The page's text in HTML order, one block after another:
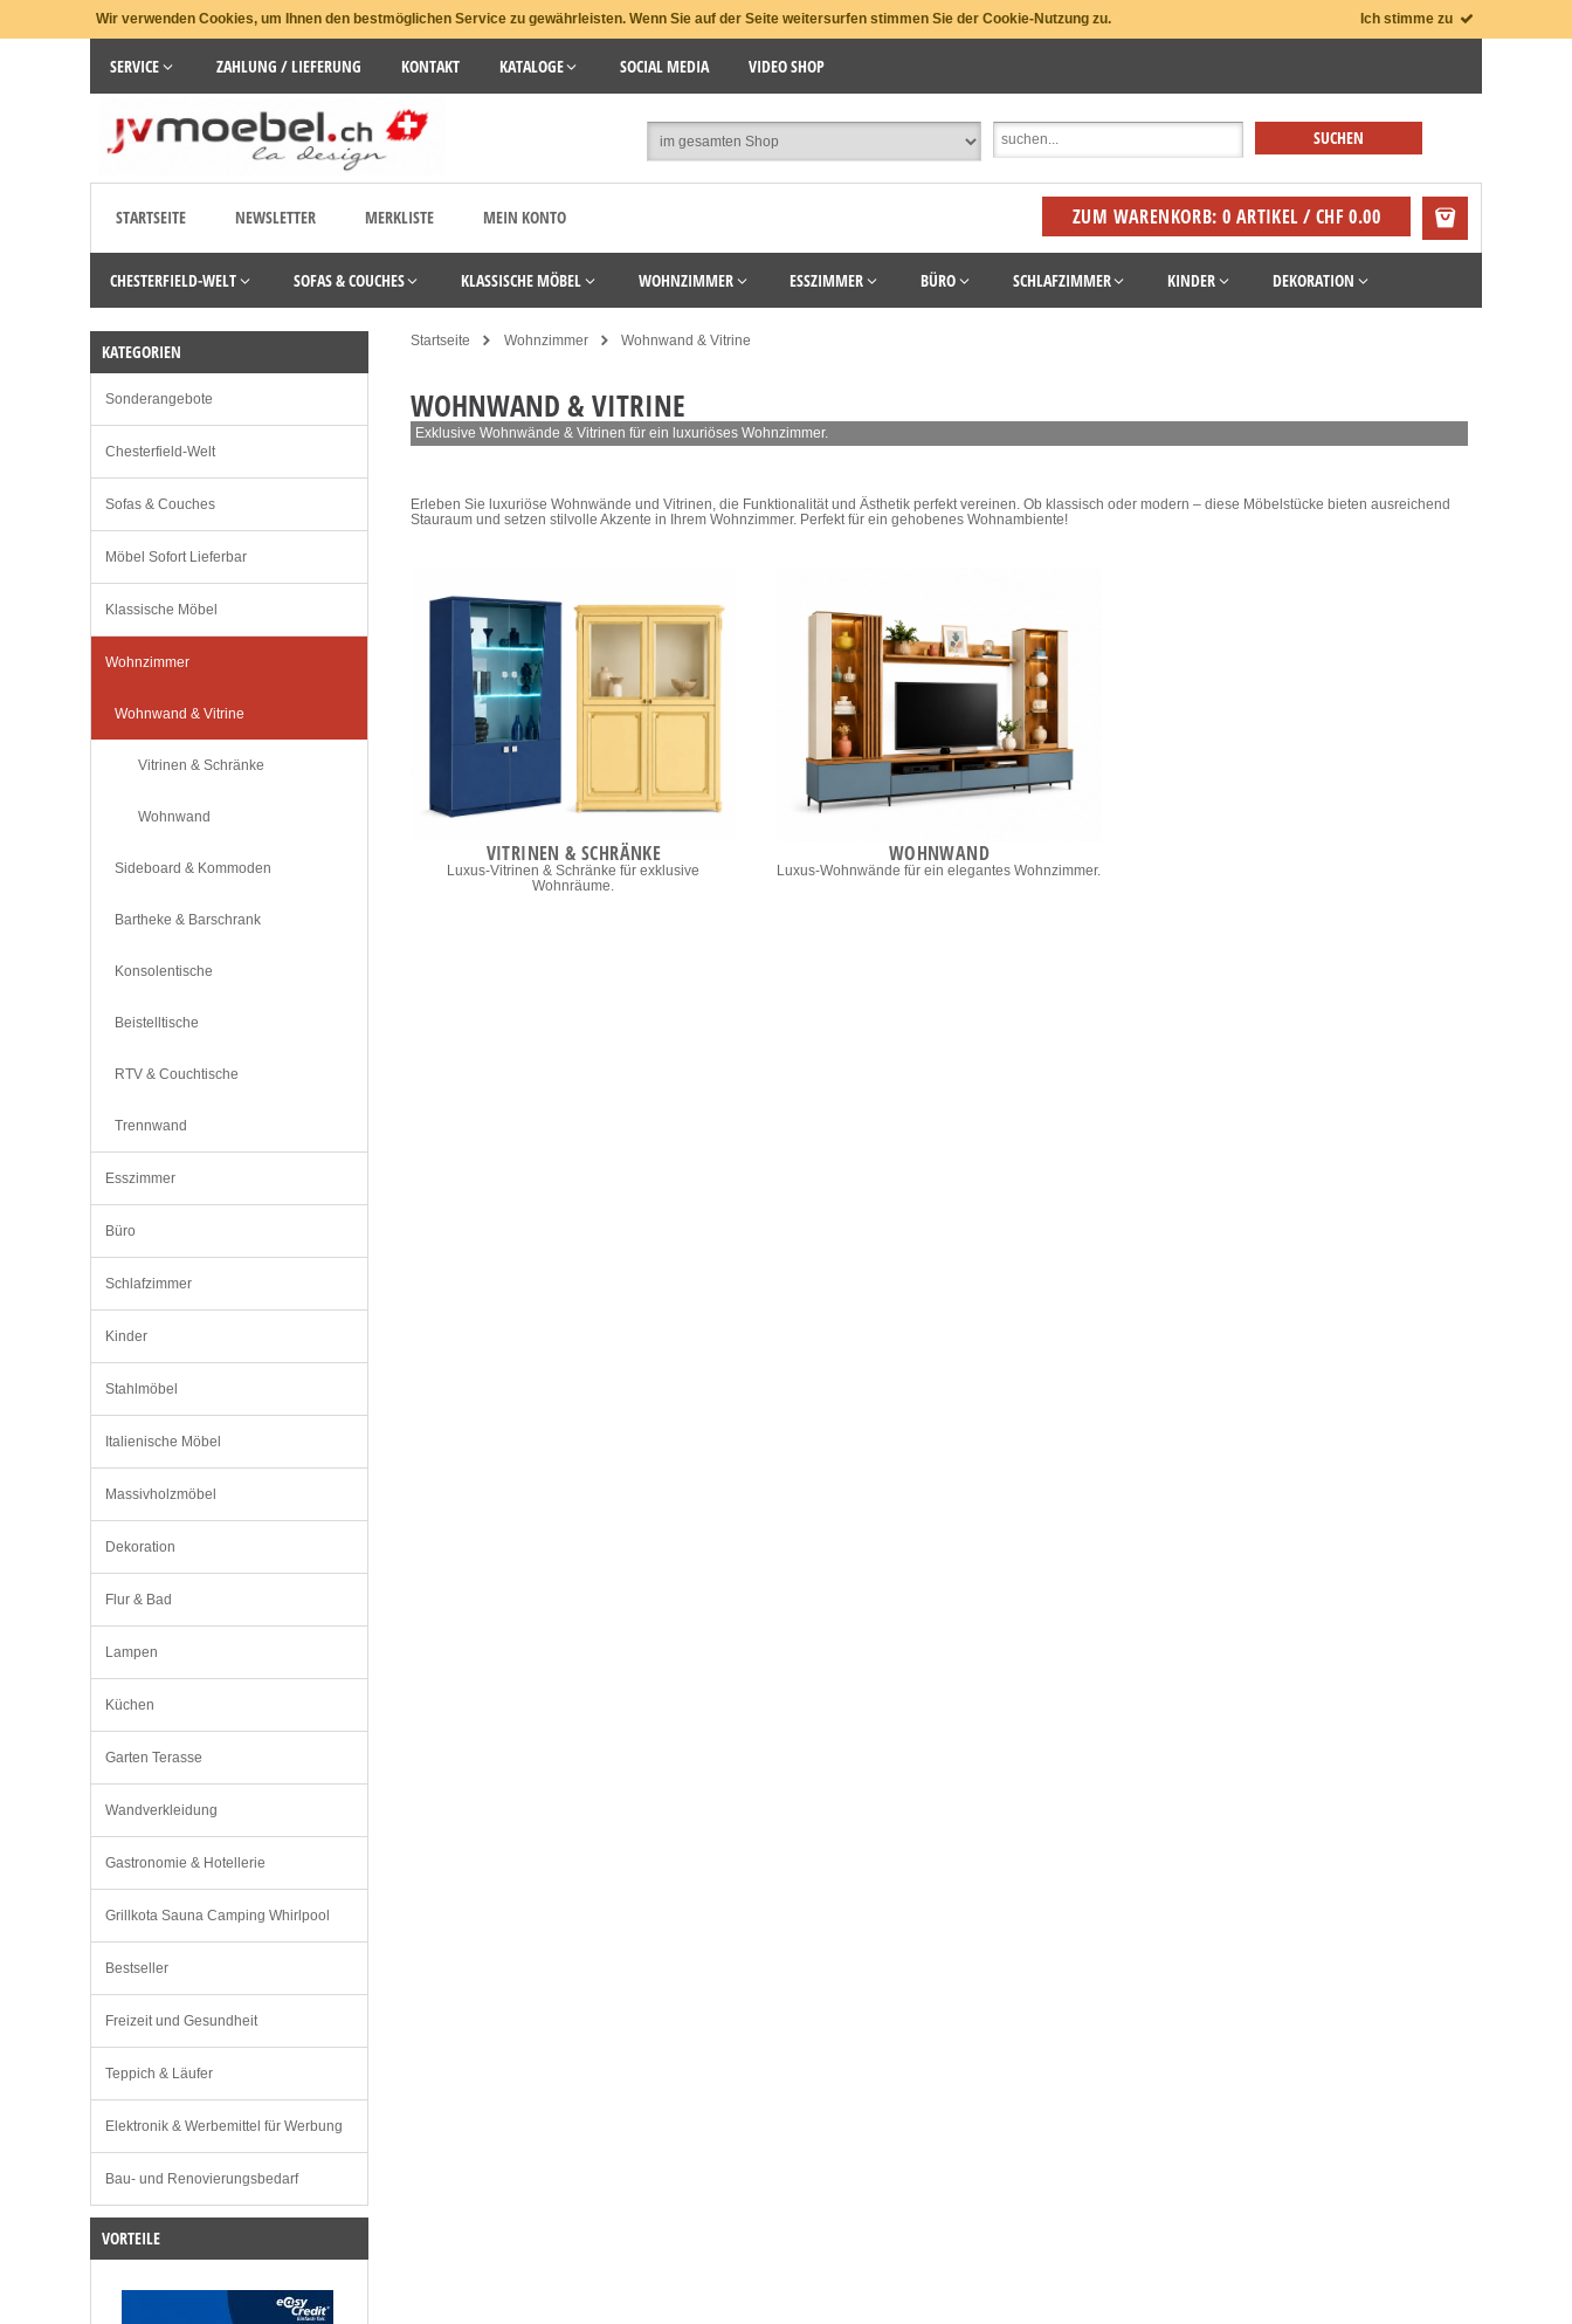
Wir verwenden Cookies, um Ihnen den bestmöglichen Service zu gewährleisten. Wenn Sie auf der Seite weitersurfen stimmen Sie der Cookie-Nutzung zu. Ich stimme zu
SERVICE ZAHLUNG / LIEFERUNG KONTAKT KATALOGE SOCIAL MEDIA VIDEO SHOP
STARTSEITE NEWSLETTER MERKLISTE MEIN KONTO ZUM WARENKORB: 0 ARTIKEL / CHF 0.00
CHESTERFIELD-WELT SOFAS & COUCHES KLASSISCHE MÖBEL WOHNZIMMER ESSZIMMER BÜRO SCHLAFZIMMER KINDER DEKORATION
Startseite Wohnzimmer Wohnwand & Vitrine
WOHNWAND & VITRINE
Exklusive Wohnwände & Vitrinen für ein luxuriöses Wohnzimmer.
Erleben Sie luxuriöse Wohnwände und Vitrinen, die Funktionalität und Ästhetik perfekt vereinen. Ob klassisch oder modern – diese Möbelstücke bieten ausreichend
Stauraum und setzen stilvolle Akzente in Ihrem Wohnzimmer. Perfekt für ein gehobenes Wohnambiente!
VITRINEN & SCHRÄNKE
Luxus-Vitrinen & Schränke für exklusive
Wohnräume.
WOHNWAND
Luxus-Wohnwände für ein elegantes Wohnzimmer.
KATEGORIEN
Sonderangebote
Chesterfield-Welt
Sofas & Couches
Möbel Sofort Lieferbar
Klassische Möbel
Wohnzimmer
Wohnwand & Vitrine
Vitrinen & Schränke
Wohnwand
Sideboard & Kommoden
Bartheke & Barschrank
Konsolentische
Beistelltische
RTV & Couchtische
Trennwand
Esszimmer
Büro
Schlafzimmer
Kinder
Stahlmöbel
Italienische Möbel
Massivholzmöbel
Dekoration
Flur & Bad
Lampen
Küchen
Garten Terasse
Wandverkleidung
Gastronomie & Hotellerie
Grillkota Sauna Camping Whirlpool
Bestseller
Freizeit und Gesundheit
Teppich & Läufer
Elektronik & Werbemittel für Werbung
Bau- und Renovierungsbedarf
VORTEILE